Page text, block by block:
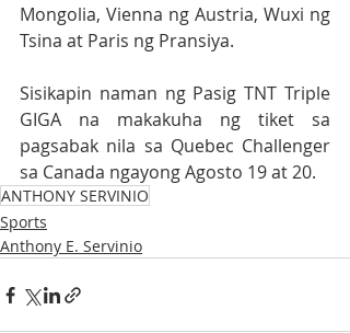
Mongolia, Vienna ng Austria, Wuxi ng
Tsina at Paris ng Pransiya.
Sisikapin naman ng Pasig TNT Triple
GIGA na makakuha ng tiket sa
pagsabak nila sa Quebec Challenger
ANTHONY SERVINIO
Sports
Anthony E. Servinio